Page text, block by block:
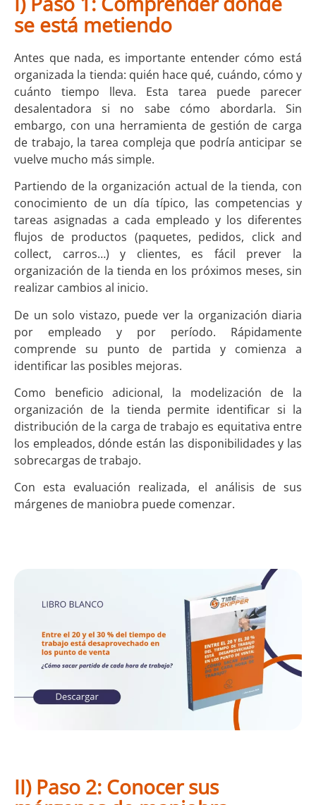
se está metiendo
Antes que nada, es importante entender cómo está
organizada la tienda: quién hace qué, cuándo, cómo y
cuánto tiempo lleva. Esta tarea puede parecer
desalentadora si no sabe cómo abordarla. Sin
embargo, con una herramienta de gestión de carga
de trabajo, la tarea compleja que podría anticipar se
vuelve mucho más simple.
Partiendo de la organización actual de la tienda, con
conocimiento de un día típico, las competencias y
tareas asignadas a cada empleado y los diferentes
flujos de productos (paquetes, pedidos, click and
collect, carros…) y clientes, es fácil prever la
organización de la tienda en los próximos meses, sin
realizar cambios al inicio.
De un solo vistazo, puede ver la organización diaria
por empleado y por período. Rápidamente
comprende su punto de partida y comienza a
identificar las posibles mejoras.
Como beneficio adicional, la modelización de la
organización de la tienda permite identificar si la
distribución de la carga de trabajo es equitativa entre
los empleados, dónde están las disponibilidades y las
sobrecargas de trabajo.
Con esta evaluación realizada, el análisis de sus
márgenes de maniobra puede comenzar.
II) Paso 2: Conocer sus